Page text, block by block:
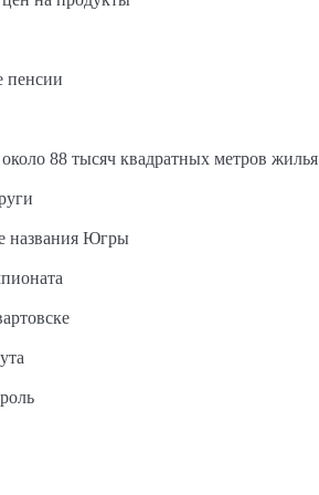
пенсии
88 тысяч квадратных метров жилья
названия Югры